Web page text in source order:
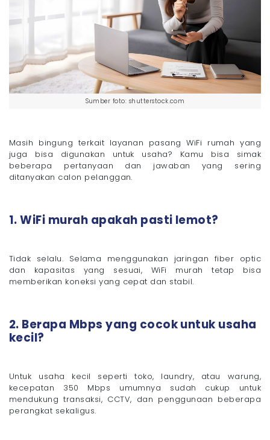
Sumber foto: shutterstock.com
Masih bingung terkait layanan pasang WiFi rumah yang
juga bisa digunakan untuk usaha? Kamu bisa simak
beberapa pertanyaan dan jawaban yang sering
ditanyakan calon pelanggan.
1. WiFi murah apakah pasti lemot?
Tidak selalu. Selama menggunakan jaringan fiber optic
dan kapasitas yang sesuai, WiFi murah tetap bisa
memberikan koneksi yang cepat dan stabil.
2. Berapa Mbps yang cocok untuk usaha
kecil?
Untuk usaha kecil seperti toko, laundry, atau warung,
kecepatan 350 Mbps umumnya sudah cukup untuk
mendukung transaksi, CCTV, dan penggunaan beberapa
perangkat sekaligus.